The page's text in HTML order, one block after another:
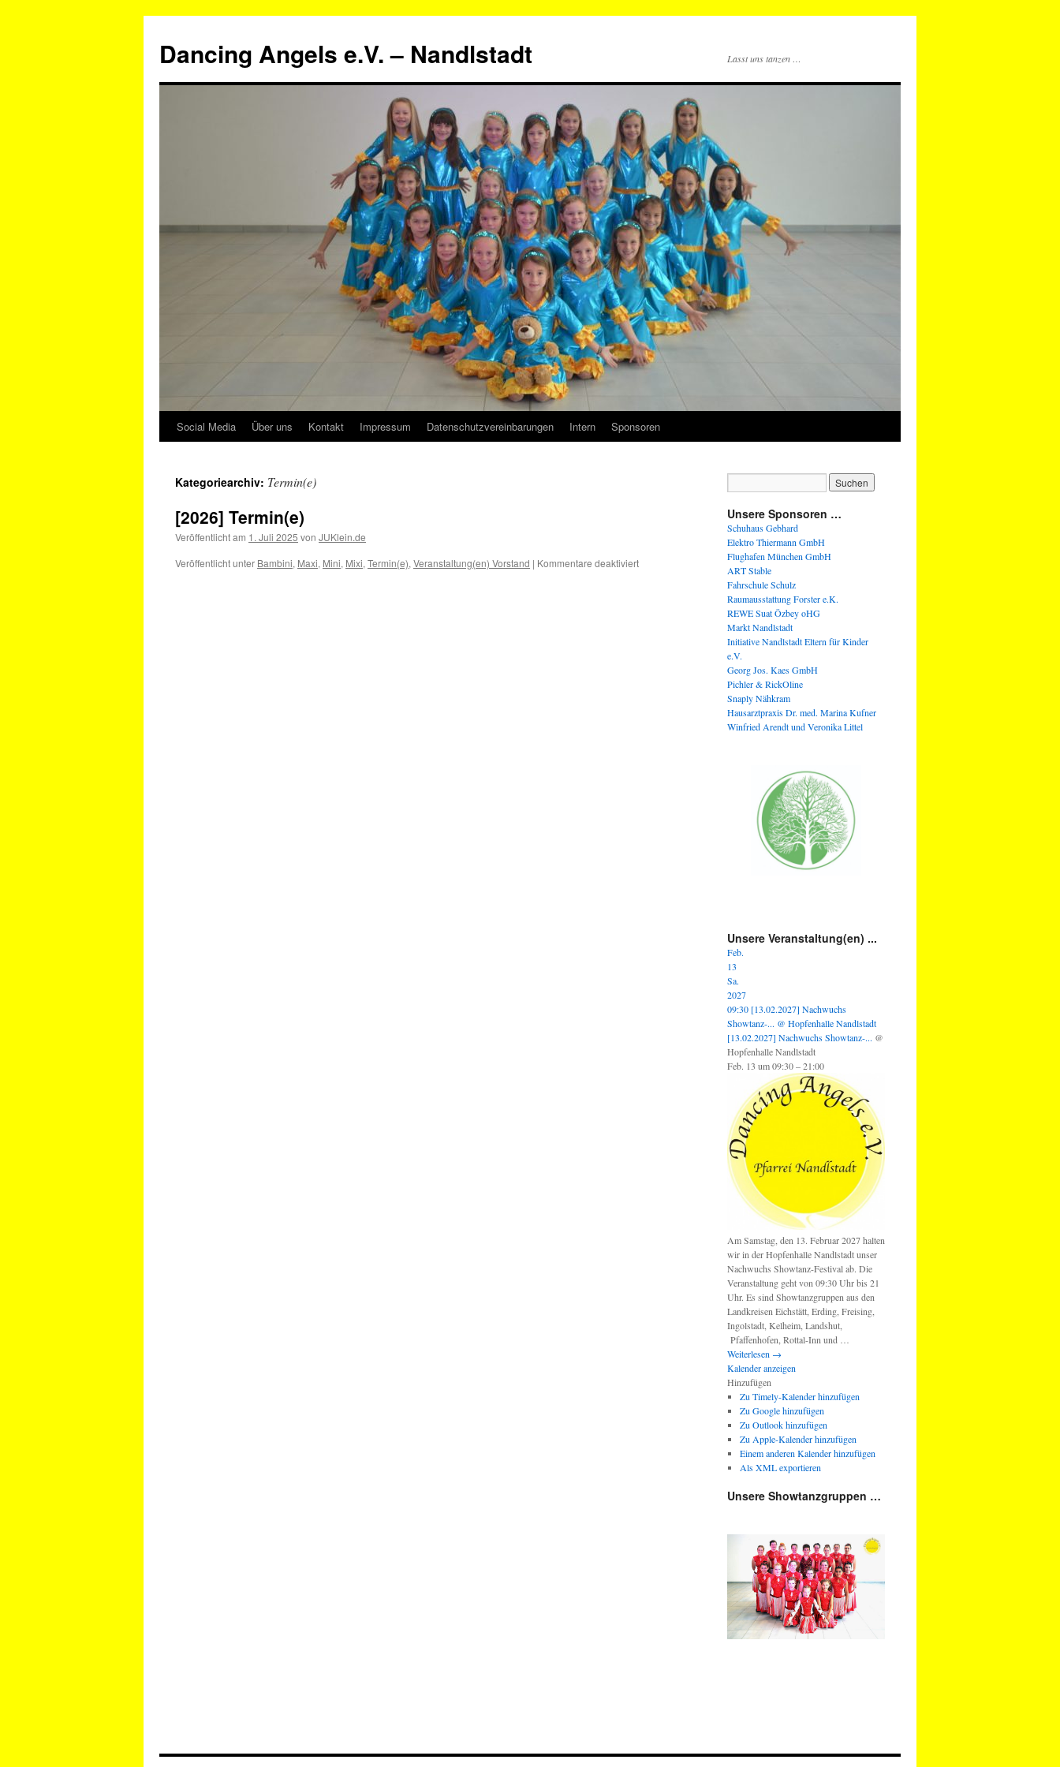
springen
Dancing Angels e.V. – Nandlstadt Lasst uns tanzen …
Social Media Über uns Kontakt Impressum Datenschutzvereinbarungen Intern Sponsoren
Kategoriearchiv: Termin(e)
[2026] Termin(e)
Veröffentlicht am 1. Juli 2025 von JUKlein.de
Veröffentlicht unter Bambini, Maxi, Mini, Mixi, Termin(e), Veranstaltung(en) Vorstand | Kommentare deaktiviertfür
Unsere Sponsoren …
Schuhaus Gebhard
Elektro Thiermann GmbH
Flughafen München GmbH
ART Stable
Fahrschule Schulz
Raumausstattung Forster e.K.
REWE Suat Özbey oHG
Markt Nandlstadt
Initiative Nandlstadt Eltern für Kinder
e.V.
Georg Jos. Kaes GmbH
Pichler & RickOline
Snaply Nähkram
Hausarztpraxis Dr. med. Marina Kufner
Winfried Arendt und Veronika Littel
Unsere Veranstaltung(en) ...
Feb.
13
Sa.
2027
09:30 [13.02.2027] Nachwuchs
Showtanz-... @ Hopfenhalle Nandlstadt
[13.02.2027] Nachwuchs Showtanz-... @
Hopfenhalle Nandlstadt
Feb. 13 um 09:30 – 21:00
Am Samstag, den 13. Februar 2027 halten
wir in der Hopfenhalle Nandlstadt unser
Nachwuchs Showtanz-Festival ab. Die
Veranstaltung geht von 09:30 Uhr bis 21
Uhr. Es sind Showtanzgruppen aus den
Landkreisen Eichstätt, Erding, Freising,
Ingolstadt, Kelheim, Landshut,
Pfaffenhofen, Rottal-Inn und …
Weiterlesen →
Kalender anzeigen
Hinzufügen
Zu Timely-Kalender hinzufügen
Zu Google hinzufügen
Zu Outlook hinzufügen
Zu Apple-Kalender hinzufügen
Einem anderen Kalender hinzufügen
Als XML exportieren
Unsere Showtanzgruppen …